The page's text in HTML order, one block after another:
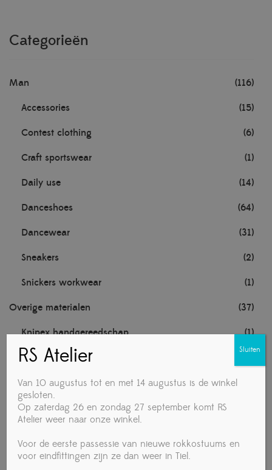
Categorieën
Man (116)
Accessories (15)
Contest clothing (6)
Craft sportswear (1)
Daily use (14)
Danceshoes (64)
Dancewear (31)
Sneakers (2)
Snickers workwear (1)
Overige materialen (37)
Knipex handgereedschap (1)
Noten
TECHNISCHE MATERIALEN
Towa handschoenen
Vrouw
RS Atelier
Van 10 augustus tot en met 14 augustus is de winkel
gesloten.
Op zaterdag 26 en zondag 27 september komt RS
Atelier weer naar onze winkel.
Voor de eerste passessie van nieuwe rokkostuums en
voor eindfittingen zijn ze dan weer in Tiel.
Sluiten